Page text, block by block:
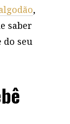
,
saber
do seu